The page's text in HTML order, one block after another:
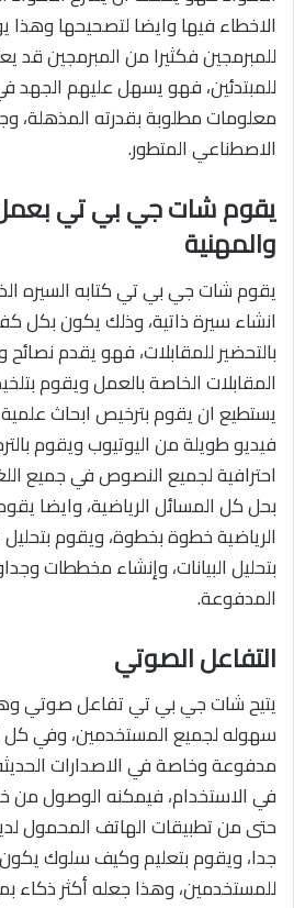
الاخطاء فيها وايضا لتصحيحها وهذا
للمبرمجين فكثيرا من المبرمجين قد
للمبتدئين، فهو يسهل عليهم الجهد
معلومات مطلوبة بقدرته المذهلة،
الاصطناعي المتطور.
يقوم شات جي بي تي
والمهنية
يقوم شات جي بي تي كتابه السيره
انشاء سيرة ذاتية، وذلك يكون بكل
بالتحضير للمقابلات، فهو يقدم
المقابلات الخاصة بالعمل ويقوم
يستطيع ان يقوم بترخيص ابحاث
فيديو طويلة من اليوتيوب ويقوم
احترافية لجميع النصوص في جميع
بحل كل المسائل الرياضية، وايضا
الرياضية خطوة بخطوة، ويقوم بتحليل
بتحليل البيانات، وإنشاء مخططات
المدفوعة.
التفاعل الصوتي
يتيح شات جي بي تي تفاعل صوتي
سهوله لجميع المستخدمين، وفي كل
مدفوعة وخاصة في الاصدارات
في الاستخدام، فيمكنه الوصول من
حتى من تطبيقات الهاتف المحمول
جدا، ويقوم بتعليم وكيف سلوك
للمستخدمين، وهذا جعله أكثر ذكاء